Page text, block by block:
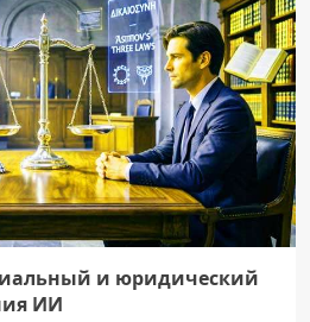
и юридический
ИИ